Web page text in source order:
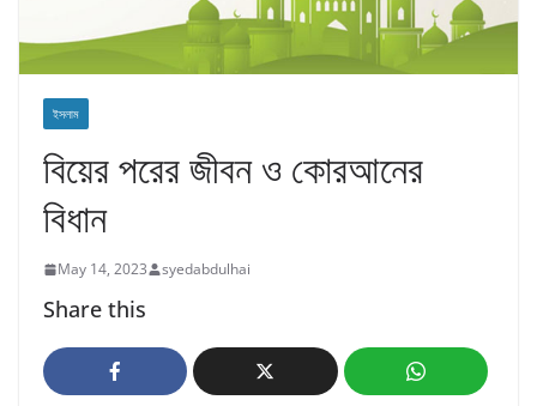
ইসলাম
বিয়ের পরের জীবন ও কোরআনের
বিধান
May 14, 2023 syedabdulhai
Share this